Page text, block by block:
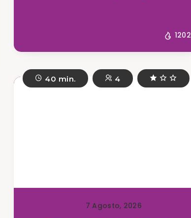
1202
40 min. 4
7 Agosto, 2026